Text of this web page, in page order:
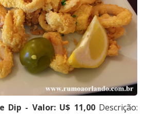
Dip - Valor: U$ 11,00Descrição: